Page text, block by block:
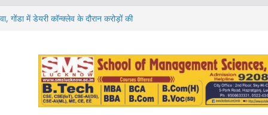
कॉलेज में नवप्रवेशी छात्रों का भव्य स्वागत,
बांटे गए स्वीकृति पत्र और डेमो चेक
की चमकेगी किस्मत और किसे रहना होगा
हाल
पर मंथन, आयोग ने जनप्रतिनिधियों से लिए सुझाव,